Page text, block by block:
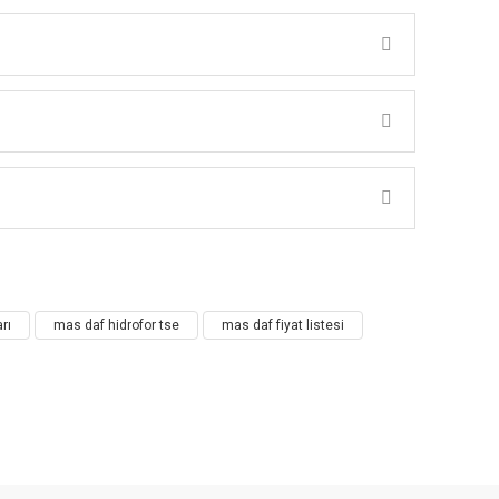
mas daf hidrofor tse mas daf fiyat listesi